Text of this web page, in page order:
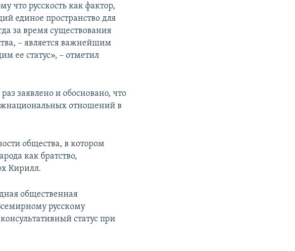
что русскость как фактор,
единое пространство для
за время существования
– является важнейшим
ее статус», – отметил
заявлено и обосновано, что
отношений в
общества, в котором
как братство,
Кирилл.
общественная
русскому
статус при